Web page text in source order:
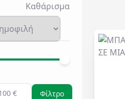
Καθάρισμα
Φίλτρο